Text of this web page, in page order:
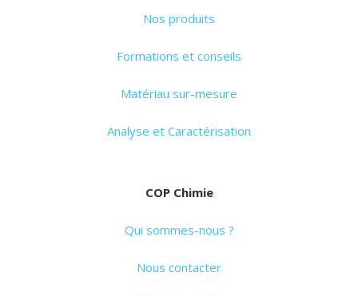
Nos produits
Formations et conseils
Matériau sur-mesure
Analyse et Caractérisation
COP Chimie
Qui sommes-nous ?
Nous contacter